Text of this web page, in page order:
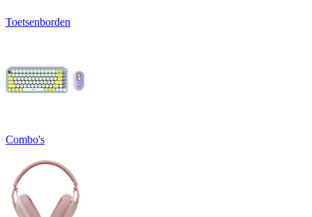
Toetsenborden
Combo's